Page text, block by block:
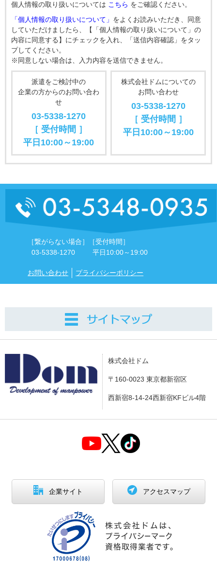
個人情報の取り扱いについては こちら をご確認ください。
「個人情報の取り扱いについて」 をよくお読みいただき、同意
していただけましたら、【「個人情報の取り扱いについて」の
内容に同意する】にチェックを入れ、「送信内容確認」をタッ
プしてください。
※同意しない場合は、入力内容を送信できません。
派遣をご検討中の
企業の方からのお問い合わ
せ
03-5338-1270
［ 受付時間 ］
平日10:00～19:00
株式会社ドムについての
お問い合わせ
03-5338-1270
［ 受付時間 ］
平日10:00～19:00
［繋がらない場合］
03-5338-1270
［受付時間］
平日10:00～19:00
お問い合わせ プライバシーポリシー
株式会社ドム
〒160-0023 東京都新宿区
西新宿8-14-24西新宿KFビル4階
企業サイト アクセスマップ